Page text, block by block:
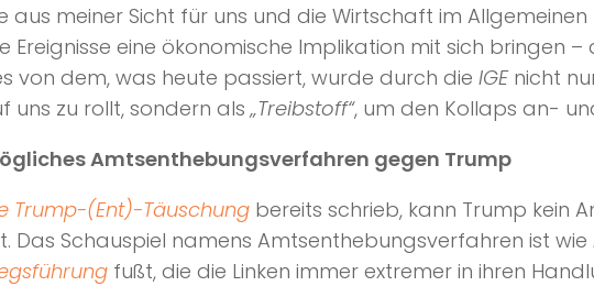
aus meiner Sicht für uns und die Wirtschaft im
Ereignisse eine ökonomische Implikation mit sich bringen
von dem, was heute passiert, wurde durch die IGEnicht
uns zu rollt, sondern als„Treibstoff“, um den Kollaps an-
Amtsenthebungsverfahren gegen Trump
Trump-(Ent)-Täuschung bereits schrieb, kann Trump kein
Das Schauspiel namens Amtsenthebungsverfahren ist wie
fußt, die die Linken immer extremer in ihren